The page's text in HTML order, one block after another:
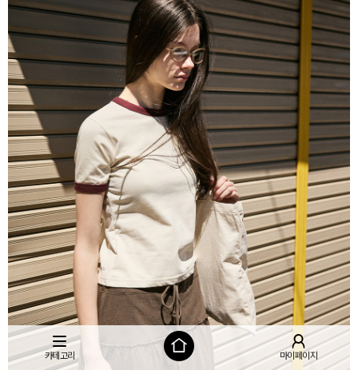
카테고리 마이페이지